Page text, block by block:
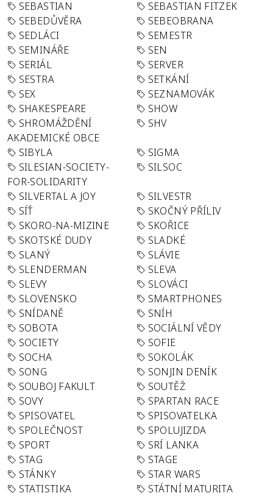
SEBASTIAN
SEBASTIAN FITZEK
SEBEDŮVĚRA
SEBEOBRANA
SEDLÁCI
SEMESTR
SEMINÁŘE
SEN
SERIÁL
SERVER
SESTRA
SETKÁNÍ
SEX
SEZNAMOVÁK
SHAKESPEARE
SHOW
SHROMÁŽDĚNÍ
AKADEMICKÉ OBCE
SHV
SIBYLA
SIGMA
SILESIAN-SOCIETY-
FOR-SOLIDARITY
SILSOC
SILVERTAL A JOY
SILVESTR
SÍŤ
SKOČNÝ PŘÍLIV
SKORO-NA-MIZINE
SKOŘICE
SKOTSKÉ DUDY
SLADKÉ
SLANÝ
SLÁVIE
SLENDERMAN
SLEVA
SLEVY
SLOVÁCI
SLOVENSKO
SMARTPHONES
SNÍDANĚ
SNÍH
SOBOTA
SOCIÁLNÍ VĚDY
SOCIETY
SOFIE
SOCHA
SOKOLÁK
SONG
SONJIN DENÍK
SOUBOJ FAKULT
SOUTĚŽ
SOVY
SPARTAN RACE
SPISOVATEL
SPISOVATELKA
SPOLEČNOST
SPOLUJIZDA
SPORT
SRÍ LANKA
STAG
STAGE
STÁNKY
STAR WARS
STATISTIKA
STÁTNÍ MATURITA